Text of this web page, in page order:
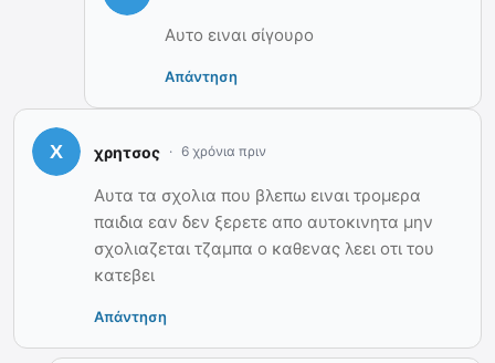
Αυτο ειναι σίγουρο
Απάντηση
χρητσος 6 χρόνια πριν
Αυτα τα σχολια που βλεπω ειναι τρομερα
παιδια εαν δεν ξερετε απο αυτοκινητα μην
σχολιαζεται τζαμπα ο καθενας λεει οτι του
κατεβει
Απάντηση